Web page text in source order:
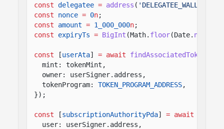
const delegatee = address (
const
nonce = 0n;
const
amount = 1_000_000n;
const
expiryTs = BigInt (Math. floor(Date. now
const [userAta] = await findAssociatedTokenPda
mint: tokenMint,
owner: userSigner.address,
tokenProgram:
TOKEN_PROGRAM_ADDRESS,
});
const [subscriptionAuthorityPda] = await
user: userSigner.address,